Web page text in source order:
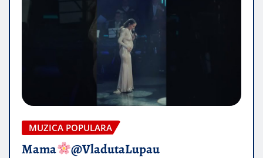
MUZICA POPULARA
Mama @VladutaLupau